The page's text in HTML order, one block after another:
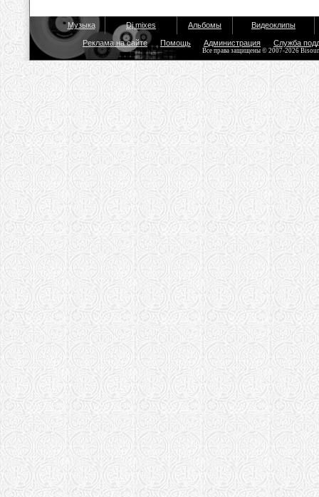
Музыка Dj mixes Альбомы Видеоклипы
Реклама на сайте Помощь Администрация Служба
Все права защищены © 2007-2026